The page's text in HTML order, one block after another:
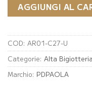
AGGIUNGI AL
COD: AR01-C27-U
Categorie: Alta Bigiotteria
Marchio: PDPAOLA